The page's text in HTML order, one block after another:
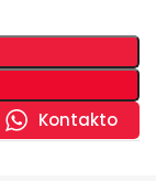
Kontakto